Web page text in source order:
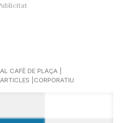
AL CAFÈ DE PLAÇA
ARTICLES CORPORATIU